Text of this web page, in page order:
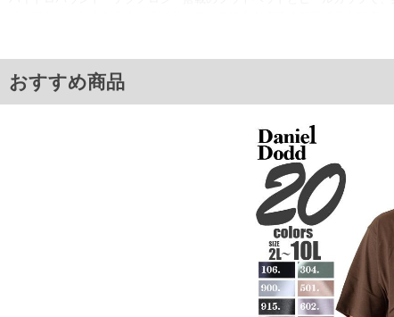
■サイズ表
サイズ/適応/甲幅(外寸)
29/29
返品交換希望の方は、商品到着後1週間以内にご連絡ください。
下着(肌着)やワイシャツは商品の性質上、返品交換不可とさせて頂いております。予め
備考欄に股下●cmとご記入下さい。（裾上げ無料対象商品は1本につき税込6,000円以
出荷まで約1週間～20日間程お時間を頂く場合がございます。
尚、裾上げした商品は返品・交換不可となりますので、予めご了承下さい。
一部、お直しに対応出来ない商品がございます。(例：裾にファスナーや調節ひもが付
おすすめ商品